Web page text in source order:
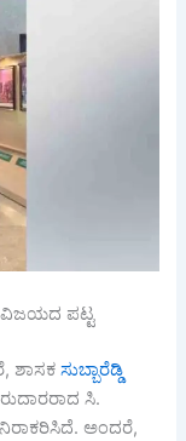
ವಿಜಯದ ಪಟ್ಟ
ಶಾಸಕಸುಬ್ಬಾರೆಡ್ಡಿ
ಸಿ.
ಅಂದರೆ,